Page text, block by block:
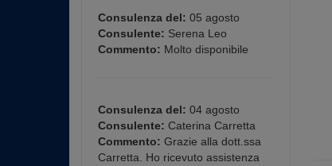
Consulenza del: 05 agosto
Consulente: Serena Leo
Commento: Molto disponibile
Consulenza del: 04 agosto
Consulente: Caterina Carretta
Commento: Grazie alla dott.ssa
Carretta. Ho ricevuto assistenza